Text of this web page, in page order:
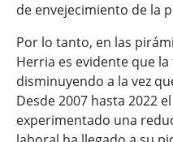
de envejecimiento de la
Por lo tanto, en las
Herria es evidente que
disminuyendo a la vez
Desde 2007 hasta 2022
experimentado una